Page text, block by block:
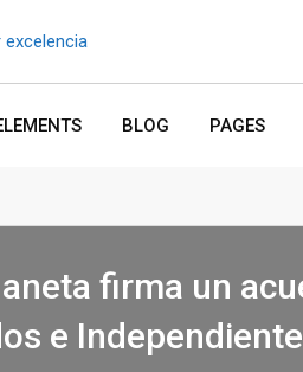
BLOG PAGES
firma un
e